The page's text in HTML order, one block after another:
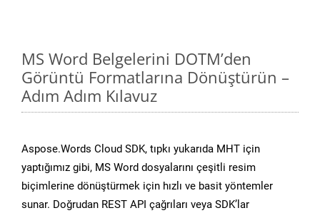
MS Word Belgelerini DOTM’den
Görüntü Formatlarına Dönüştürün –
Adım Adım Kılavuz
Aspose.Words Cloud SDK, tıpkı yukarıda MHT için
yaptığımız gibi, MS Word dosyalarını çeşitli resim
biçimlerine dönüştürmek için hızlı ve basit yöntemler
sunar. Doğrudan REST API çağrıları veya SDK’lar